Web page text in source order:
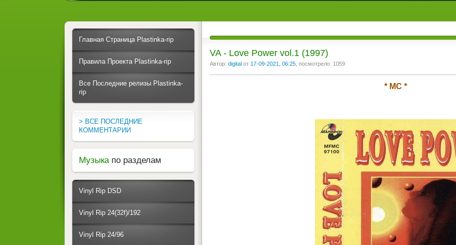
VA - Love Power vol.1 (1997)
Автор: digital от 17-09-2021, 06:25 , посмотрело: 1059
* MC *
Главная Страница Plastinka-rip
Правила Проекта Plastinka-rip
Все Последние релизы Plastinka-
rip
> ВСЕ ПОСЛЕДНИЕ
КОММЕНТАРИИ
Музыка по разделам
Vinyl Rip DSD
Vinyl Rip 24(32f)/192
Vinyl Rip 24/96